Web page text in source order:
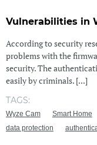
Vulnerabilities in
According to security
problems with the
security. The
easily by criminals. [...]
TAGS:
Wyze Cam Smart Home
data protection